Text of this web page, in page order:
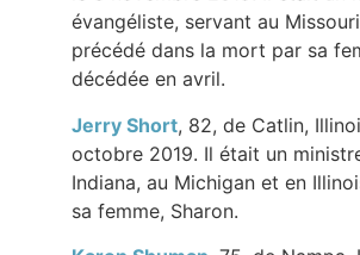
évangéliste, servant au
précédé dans la mort par sa
décédée en avril.
Jerry Short, 82, de Catlin,
octobre 2019. Il était un
Indiana, au Michigan et en
sa femme, Sharon.